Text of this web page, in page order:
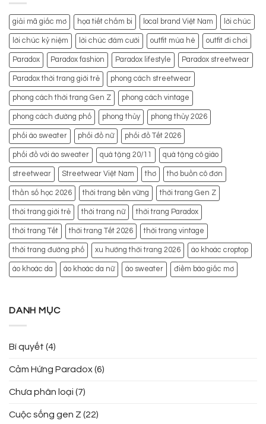
giải mã giấc mơ họa tiết chấm bi local brand Việt Nam lời chúc
lời chúc kỷ niệm lời chúc đám cưới outfit mùa hè outfit đi chơi
Paradox Paradox fashion Paradox lifestyle Paradox streetwear
Paradox thời trang giới trẻ phong cách streetwear
phong cách thời trang Gen Z phong cách vintage
phong cách đường phố phong thủy phong thủy 2026
phối áo sweater phối đồ nữ phối đồ Tết 2026
phối đồ với áo sweater quà tặng 20/11 quà tặng cô giáo
streetwear Streetwear Việt Nam thơ thơ buồn cô đơn
thần số học 2026 thời trang bền vững thời trang Gen Z
thời trang giới trẻ thời trang nữ thời trang Paradox
thời trang Tết thời trang Tết 2026 thời trang vintage
thời trang đường phố xu hướng thời trang 2026 áo khoác croptop
áo khoác da áo khoác da nữ áo sweater điềm báo giấc mơ
DANH MỤC
Bí quyết (4)
Cảm Hứng Paradox(6)
Chưa phân loại (7)
Cuộc sống gen Z (22)